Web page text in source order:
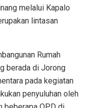
melalui Kapalo
lintasan
Rumah
berada di Jorong
pada kegiatan
penyuluhan oleh